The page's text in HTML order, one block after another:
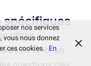
spécifiques
offres
un bilan
nos services
vous nous donnez
ces cookies. En